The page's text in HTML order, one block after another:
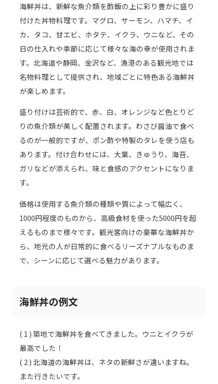
海鮮丼は、新鮮な魚介類を酢飯の上に彩り豊かに盛り
付けた丼物料理です。マグロ、サーモン、ハマチ、イ
カ、タコ、甘エビ、ホタテ、イクラ、ウニなど、その
日の仕入れや季節に応じて様々な海の幸が使用されま
す。北海道や静岡、金沢など、漁港のある観光地では
名物料理として提供され、地域ごとに特色ある海鮮丼
が楽しめます。
盛り付けは芸術的で、赤、白、オレンジなど色とりど
りの魚介類が美しく配置されます。わさび醤油で食べ
るのが一般的ですが、ポン酢や特製のタレを使う店も
あります。付け合わせには、大葉、きゅうり、海苔、
ガリなどが添えられ、味と食感のアクセントになりま
す。
価格は使用する魚介類の種類や質によって幅広く、
1000円程度のものから、高級食材を使った5000円を超
えるものまで様々です。観光客向けの豪華な海鮮丼か
ら、地元の人が日常的に食べるリーズナブルなものま
で、シーンに応じて選べる魅力があります。
海鮮丼の例文
( 1 ) 築地で海鮮丼を食べてきました。ウニとイクラが
最高でした！
( 2 ) 北海道の海鮮丼は、ネタの新鮮さが違いますね。
また行きたいです。